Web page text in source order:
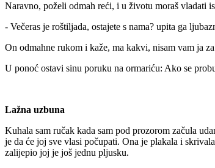
Naravno, poželi odmah reći, i u životu moraš vladati
- Večeras je roštiljada, ostajete s nama? upita ga
On odmahne rukom i kaže, ma kakvi, nisam vam ja
U ponoć ostavi sinu poruku na ormariću: Ako se
Lažna uzbuna
Kuhala sam ručak kada sam pod prozorom začula
je da će joj sve vlasi počupati. Ona je plakala i
zalijepio joj je još jednu pljusku.